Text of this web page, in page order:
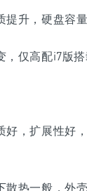
提升，硬盘容量
，仅高配i7版搭
好，扩展性好
散热一般，外